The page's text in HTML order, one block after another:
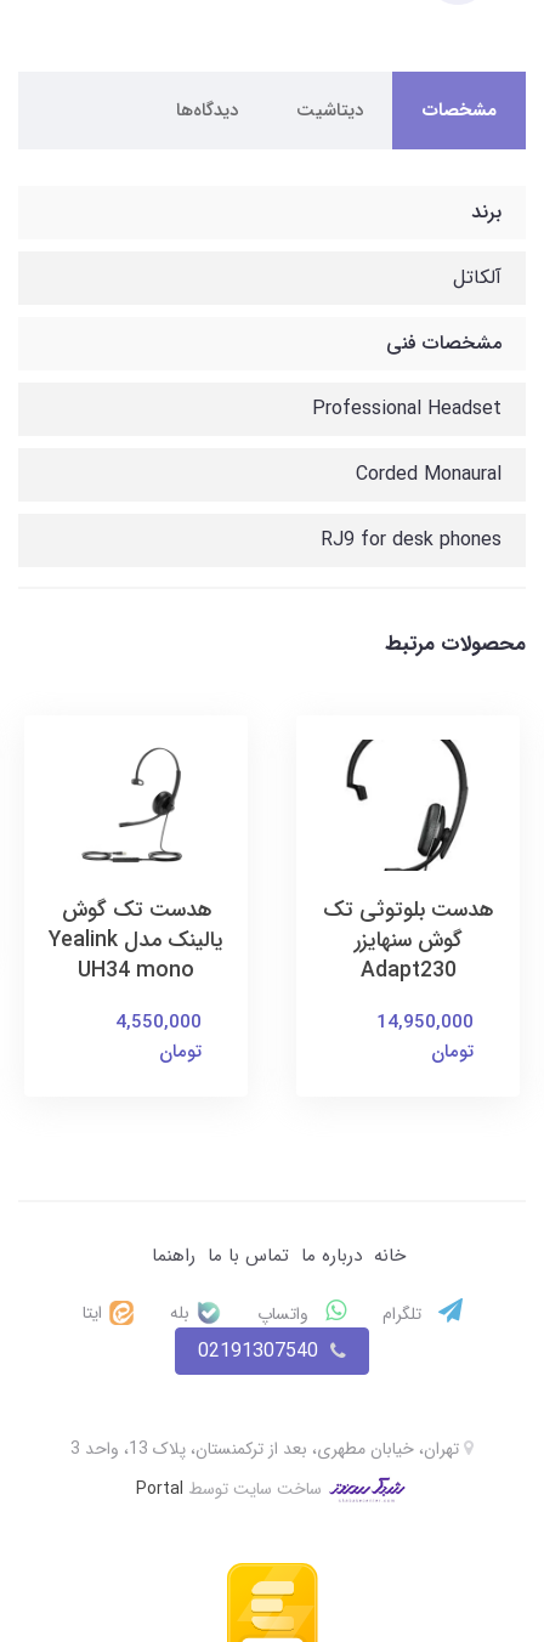
مشخصات دیتاشیت دیدگاه‌ها
برند
آلکاتل
مشخصات فنی
Professional Headset
Corded Monaural
RJ9 for desk phones
محصولات مرتبط
هدست بلوتوثی تک
گوش سنهایزر
Adapt230
14,950,000
تومان
هدست تک گوش
یالینک مدل Yealink
UH34 mono
4,550,000
تومان
خانه درباره ما تماس با ما راهنما
تلگرام واتساپ بله ایتا
02191307540
ساخت سایت توسط Portal
تهران، خیابان مطهری، بعد از ترکمنستان، پلاک 13، واحد 3